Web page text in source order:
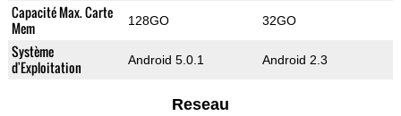
Capacité Max. Carte
Mem
128GO 32GO
Système
d'Exploitation
Android 5.0.1 Android 2.3
Reseau